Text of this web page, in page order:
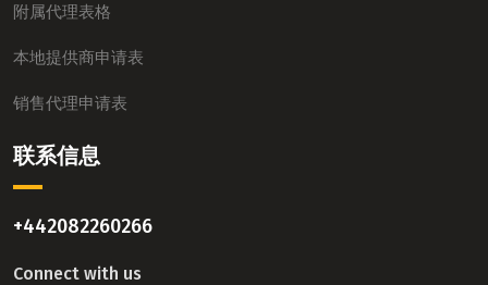
附属代理表格
本地提供商申请表
销售代理申请表
联系信息
+442082260266
Connect with us